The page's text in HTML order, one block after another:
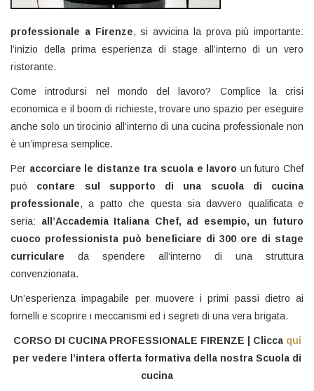
professionale a Firenze, si avvicina la prova più importante:
l’inizio della prima esperienza di stage all’interno di un vero
ristorante.
Come introdursi nel mondo del lavoro? Complice la crisi
economica e il boom di richieste, trovare uno spazio per eseguire
anche solo un tirocinio all’interno di una cucina professionale non
è un’impresa semplice.
Per accorciare le distanze tra scuola e lavoro un futuro Chef
può contare sul supporto di una scuola di cucina
professionale, a patto che questa sia davvero qualificata e
seria: all’Accademia Italiana Chef, ad esempio, un futuro
cuoco professionista può beneficiare di 300 ore di stage
curriculare da spendere all’interno di una struttura
convenzionata.
Un’esperienza impagabile per muovere i primi passi dietro ai
fornelli e scoprire i meccanismi ed i segreti di una vera brigata.
CORSO DI CUCINA PROFESSIONALE FIRENZE | Clicca qui
per vedere l’intera offerta formativa della nostra Scuola di
cucina